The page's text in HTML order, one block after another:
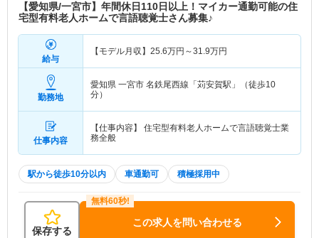
【愛知県/一宮市】年間休日110日以上！マイカー通勤可能の住
宅型有料老人ホームで言語聴覚士さん募集♪
給与
【モデル月収】 25.6万円～31.9万円
勤務地
愛知県 一宮市 名鉄尾西線「苅安賀駅」（徒歩10
分）
仕事内容
【仕事内容】 住宅型有料老人ホームで言語聴覚士業
務全般
駅から徒歩10分以内 車通勤可 積極採用中
保存する
この求人を問い合わせる